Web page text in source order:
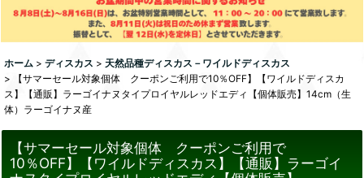
ホーム > ディスカス > 天然品種ディスカス－ワイルドディスカス
>
【サマーセール対象個体 クーポンご利用で10％OFF】【ワイルドディスカ
ス】【通販】ラーゴイナヌタイプロイヤルレッドエディ【個体販売】14cm（生
体）ラーゴイナヌ産
【サマーセール対象個体 クーポンご利用で
10％OFF】【ワイルドディスカス】【通販】ラーゴイ